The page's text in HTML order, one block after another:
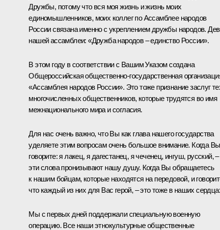
Дружбы, потому что вся моя жизнь и жизнь моих
единомышленников, моих коллег по Ассамблее народов
России связана именно с укреплением дружбы народов.
нашей ассамблеи: «Дружба народов – единство России».
В этом году в соответствии с Вашим Указом создана
Общероссийская общественно-государственная
«Ассамблея народов России». Это тоже признание заслуг
многочисленных общественников, которые трудятся во имя
межнационального мира и согласия.
Для нас очень важно, что Вы как глава нашего государства
уделяете этим вопросам очень большое внимание. Когда Вы
говорите: я лакец, я дагестанец, я чеченец, ингуш, русский, –
эти слова пронизывают нашу душу. Когда Вы обращаетесь
к нашим бойцам, которые находятся на передовой, и
что каждый из них для Вас герой, – это тоже в наших
Мы с первых дней поддержали специальную военную
операцию. Все наши этнокультурные общественные